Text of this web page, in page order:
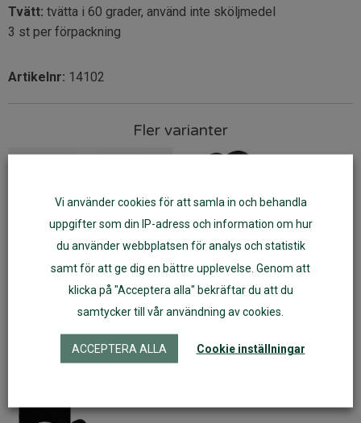
Tvätt: tvätta i 60 grader, använd inte sköljmedel
3 st per förpackning
Artikelnr: 14102
Fler varianter
mini utan knapp
3-pack
Vi använder cookies för att samla in och behandla
uppgifter som din IP-adress och information om hur
du använder webbplatsen för analys och statistik
samt för att ge dig en bättre upplevelse. Genom att
klicka på "Acceptera alla" bekräftar du att du
samtycker till vår användning av cookies.
ACCEPTERA ALLA Cookie inställningar